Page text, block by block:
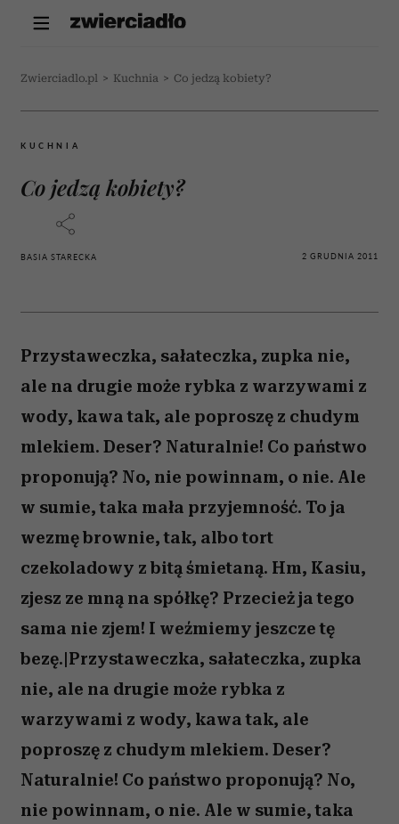
Zwierciadlo.pl > Kuchnia > Co jedzą kobiety?
KUCHNIA
Co jedzą kobiety?
BASIA STARECKA 2 GRUDNIA 2011
Przystaweczka, sałateczka, zupka nie,
ale na drugie może rybka z warzywami z
wody, kawa tak, ale poproszę z chudym
mlekiem. Deser? Naturalnie! Co państwo
proponują? No, nie powinnam, o nie. Ale
w sumie, taka mała przyjemność. To ja
wezmę brownie, tak, albo tort
czekoladowy z bitą śmietaną. Hm, Kasiu,
zjesz ze mną na spółkę? Przecież ja tego
sama nie zjem! I weźmiemy jeszcze tę
bezę.|Przystaweczka, sałateczka, zupka
nie, ale na drugie może rybka z
warzywami z wody, kawa tak, ale
poproszę z chudym mlekiem. Deser?
Naturalnie! Co państwo proponują? No,
nie powinnam, o nie. Ale w sumie, taka